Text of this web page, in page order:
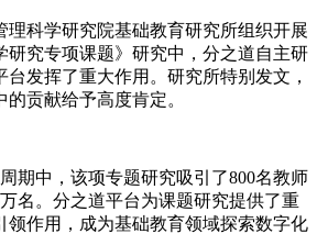
理科学研究院基础教育研究所组织开展
研究专项课题》研究中，分之道自主研
发挥了重大作用。研究所特别发文，
贡献给予高度肯定。
期中，该项专题研究吸引了800名教师
名。分之道平台为课题研究提供了重
领作用，成为基础教育领域探索数字化